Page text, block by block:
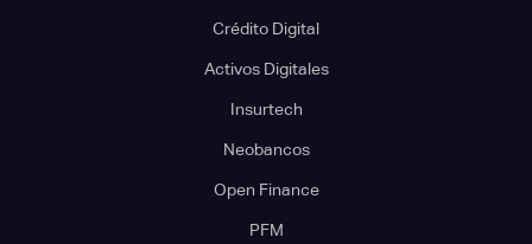
Crédito Digital
Activos Digitales
Insurtech
Neobancos
Open Finance
PFM